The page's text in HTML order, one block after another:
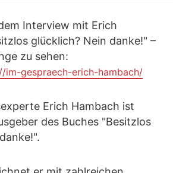
Interview mit Erich
glücklich? Nein danke!" –
zu sehen:
im-gespraech-erich-hambach/
Erich Hambach ist
des Buches "Besitzlos